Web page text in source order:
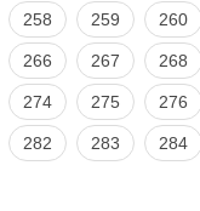
258 259 260
266 267 268
274 275 276
282 283 284